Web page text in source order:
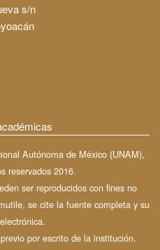
s/n
Autónoma de México (UNAM),
reservados 2016.
ser reproducidos con fines no
se cite la fuente completa y su
por escrito de la institución.